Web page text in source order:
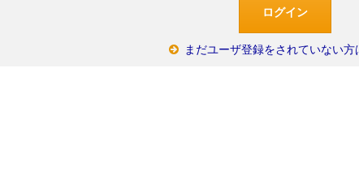
まだユーザ登録をされていない方